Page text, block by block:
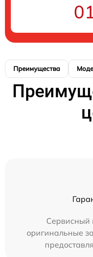
Преимущества
Сервисный
оригинальные